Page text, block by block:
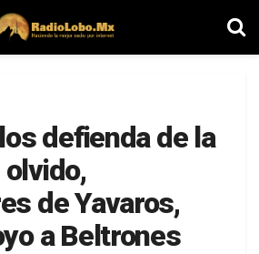
defienda de la
de Yavaros,
a Beltrones